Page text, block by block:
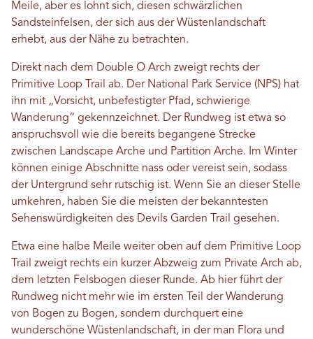
Meile, aber es lohnt sich, diesen schwärzlichen
Sandsteinfelsen, der sich aus der Wüstenlandschaft
erhebt, aus der Nähe zu betrachten.
Direkt nach dem Double O Arch zweigt rechts der
Primitive Loop Trail ab. Der National Park Service (NPS) hat
ihn mit „Vorsicht, unbefestigter Pfad, schwierige
Wanderung“ gekennzeichnet. Der Rundweg ist etwa so
anspruchsvoll wie die bereits begangene Strecke
zwischen Landscape Arche und Partition Arche. Im Winter
können einige Abschnitte nass oder vereist sein, sodass
der Untergrund sehr rutschig ist. Wenn Sie an dieser Stelle
umkehren, haben Sie die meisten der bekanntesten
Sehenswürdigkeiten des Devils Garden Trail gesehen.
Etwa eine halbe Meile weiter oben auf dem Primitive Loop
Trail zweigt rechts ein kurzer Abzweig zum Private Arch ab,
dem letzten Felsbogen dieser Runde. Ab hier führt der
Rundweg nicht mehr wie im ersten Teil der Wanderung
von Bogen zu Bogen, sondern durchquert eine
wunderschöne Wüstenlandschaft, in der man Flora und